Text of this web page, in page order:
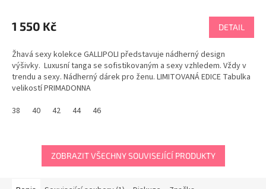
1 550 Kč DETAIL
Žhavá sexy kolekce GALLIPOLI představuje nádherný design
výšivky. Luxusní tanga se sofistikovaným a sexy vzhledem. Vždy v
trendu a sexy. Nádherný dárek pro ženu. LIMITOVANÁ EDICE Tabulka
velikostí PRIMADONNA
38
40 42 44 46
ZOBRAZIT VŠECHNY SOUVISEJÍCÍ PRODUKTY